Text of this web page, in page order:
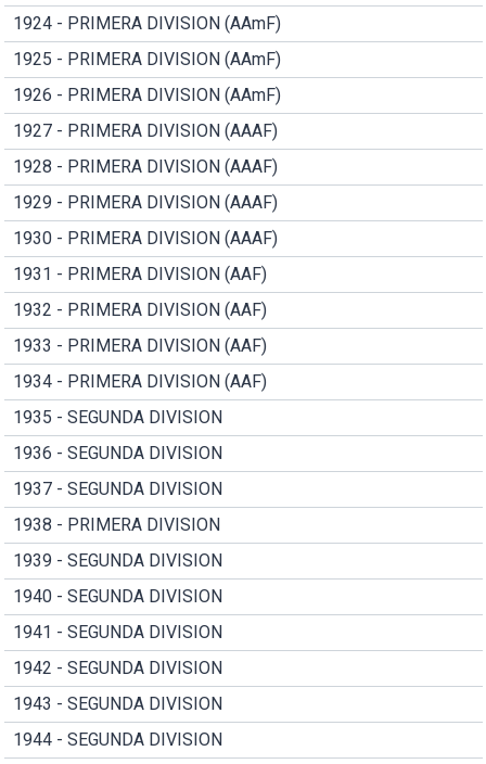
1924 - PRIMERA DIVISION (AAmF)
1925 - PRIMERA DIVISION (AAmF)
1926 - PRIMERA DIVISION (AAmF)
1927 - PRIMERA DIVISION (AAAF)
1928 - PRIMERA DIVISION (AAAF)
1929 - PRIMERA DIVISION (AAAF)
1930 - PRIMERA DIVISION (AAAF)
1931 - PRIMERA DIVISION (AAF)
1932 - PRIMERA DIVISION (AAF)
1933 - PRIMERA DIVISION (AAF)
1934 - PRIMERA DIVISION (AAF)
1935 - SEGUNDA DIVISION
1936 - SEGUNDA DIVISION
1937 - SEGUNDA DIVISION
1938 - PRIMERA DIVISION
1939 - SEGUNDA DIVISION
1940 - SEGUNDA DIVISION
1941 - SEGUNDA DIVISION
1942 - SEGUNDA DIVISION
1943 - SEGUNDA DIVISION
1944 - SEGUNDA DIVISION